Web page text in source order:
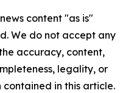
content "as is"
We do not accept any
accuracy, content,
legality, or
in this article.